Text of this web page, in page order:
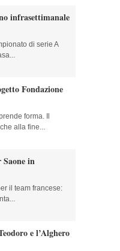
infrasettimanale
di serie A
Fondazione
forma. Il
alla fine...
Saone in
il team francese:
e l’Alghero